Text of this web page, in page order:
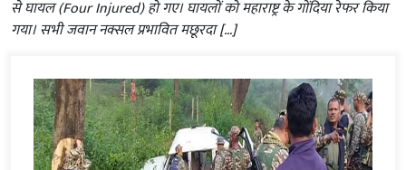
से घायल (Four Injured) हो गए। घायलों को महाराष्ट्र के गोंदिया रेफर किया
गया। सभी जवान नक्सल प्रभावित मछूरदा […]